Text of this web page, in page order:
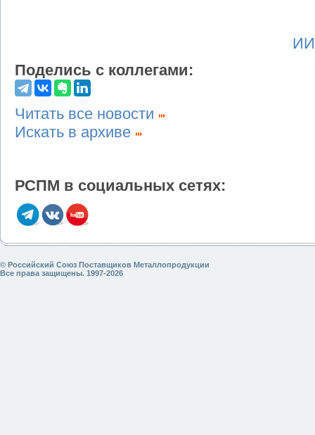
Поделись с коллегами:
Читать все новости
Искать в архиве
РСПМ в социальных сетях:
© Российский Союз Поставщиков Металлопродукции
Все права защищены. 1997-2026